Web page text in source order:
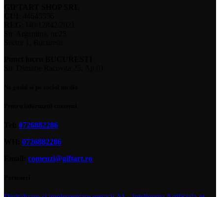
0726882286
0726882286
comenzi@giftart.ro